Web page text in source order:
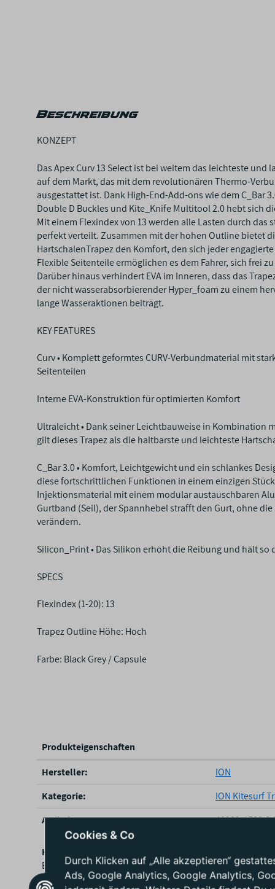
Beschreibung
KONZEPT
Das Apex Curv 13 Select ist bei weitem das leichteste
auf dem Markt, das mit dem revolutionären Thermo-
ausgestattet ist. Dank High-End-Add-ons wie dem C_Bar
Double D Buckles und Kite_Knife Multitool 2.0 hebt sich
Mit einem Flexindex von 13 werden alle Lasten durch das
perfekt verteilt. Zusammen mit der hohen Outline bietet
HartschalenTrapez den Komfort, den sich jeder
Flexible Seitenteile ermöglichen es dem Fahrer, sich frei
Darüber hinaus verhindert EVA im Inneren, dass das
der nicht wasserabsorbierender Hyper_foam zu einem
lange Wasseraktionen beiträgt.
KEY FEATURES
Curv • Komplett geformtes CURV-Verbundmaterial mit
Seitenteilen
Interne EVA-Konstruktion für optimierten Komfort
Ultraleicht • Dank seiner Leichtbauweise in Kombination
gilt dieses Trapez als die haltbarste und leichteste
C_Bar 3.0 • Komfort, Leichtgewicht und ein schlankes
diese fortschrittlichen Funktionen in einem einzigen
Injektionsmaterial mit einem modular austauschbaren
Gurtband (Seil), der Spannhebel strafft den Gurt, ohne
verändern.
Silicon_Print • Das Silikon erhöht die Reibung und hält so
SPECS
Flexindex (1-20): 13
Trapez Outline Höhe: Hoch
Farbe: Black Grey / Capsule
i
Produkteigenschaften
Hersteller:
ION
Kategorie:
ION Kitesurf
Artikelnummer:
48202-
Hersteller / EU – verantwortliche Person
Boards & More GmbH
Rabach 1
Cookies & Co
Durch Klicken auf „Alle akzeptieren“
Ads, Google Analytics, Google Analytics,